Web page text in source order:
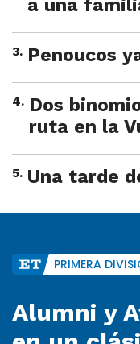
a una
3. Penoucos
4. Dos
ruta en la
5. Una tarde
PRIMERA
Alumni y